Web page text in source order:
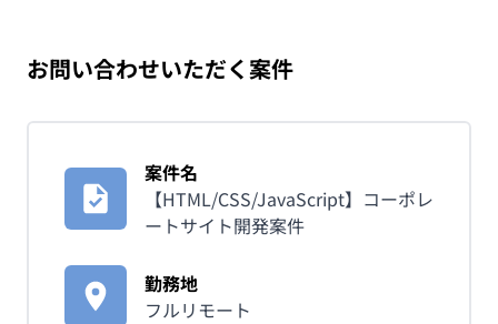
お問い合わせいただく案件
案件名
【HTML/CSS/JavaScript】コーポレ
ートサイト開発案件
勤務地
フルリモート